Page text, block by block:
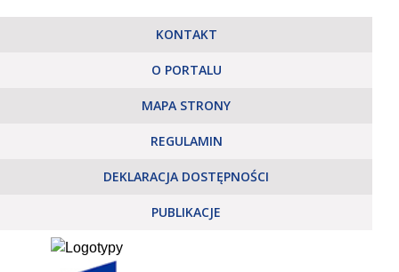
KONTAKT
O PORTALU
MAPA STRONY
REGULAMIN
DEKLARACJA DOSTĘPNOŚCI
PUBLIKACJE